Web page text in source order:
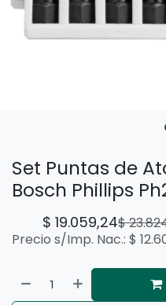
Set Puntas de
Bosch Phillips
$ 19.059,24$
Precio s/Imp. Nac.: $